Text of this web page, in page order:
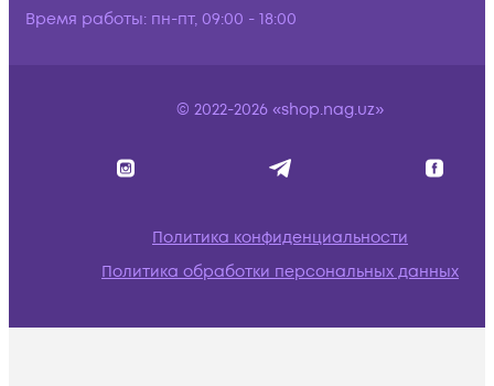
Время работы: пн-пт, 09:00 - 18:00
© 2022-2026 «shop.nag.uz»
Политика конфиденциальности
Политика обработки персональных данных